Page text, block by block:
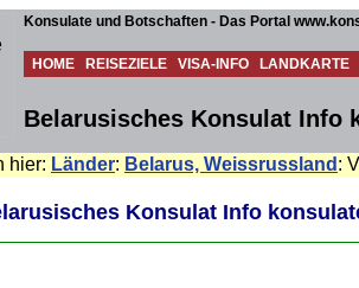
Konsulate und Botschaften - Das Portal
HOME REISEZIELE VISA-INFO LANDKARTE
Belarusisches Konsulat Info
hier: Länder: Belarus, Weissrussland :
Konsulat Info